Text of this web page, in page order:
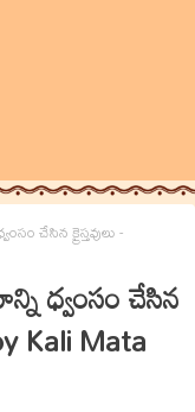
క్రైస్తవులు -
చేసిన
Kali Mata